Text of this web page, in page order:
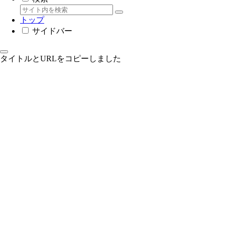
トップ
サイドバー
タイトルとURLをコピーしました